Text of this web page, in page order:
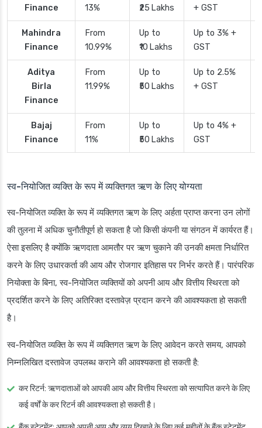
Finance
13%
₹25 Lakhs
+ GST
Mahindra
Finance
From
10.99%
Up to
₹10 Lakhs
Up to 3% +
GST
Aditya
Birla
Finance
From
11.99%
Up to
₹50 Lakhs
Up to 2.5%
+ GST
Bajaj
Finance
From
11%
Up to
₹50 Lakhs
Up to 4% +
GST
स्व-नियोजित व्यक्ति के रूप में व्यक्तिगत ऋण के लिए योग्यता
स्व-नियोजित व्यक्ति के रूप में व्यक्तिगत ऋण के लिए अर्हता प्राप्त करना उन लोगों
की तुलना में अधिक चुनौतीपूर्ण हो सकता है जो किसी कंपनी या संगठन में कार्यरत हैं।
ऐसा इसलिए है क्योंकि ऋणदाता आमतौर पर ऋण चुकाने की उनकी क्षमता निर्धारित
करने के लिए उधारकर्ता की आय और रोजगार इतिहास पर निर्भर करते हैं। पारंपरिक
नियोक्ता के बिना, स्व-नियोजित व्यक्तियों को अपनी आय और वित्तीय स्थिरता को
प्रदर्शित करने के लिए अतिरिक्त दस्तावेज़ प्रदान करने की आवश्यकता हो सकती
है।
स्व-नियोजित व्यक्ति के रूप में व्यक्तिगत ऋण के लिए आवेदन करते समय, आपको
निम्नलिखित दस्तावेज उपलब्ध कराने की आवश्यकता हो सकती है:
कर रिटर्न: ऋणदाताओं को आपकी आय और वित्तीय स्थिरता को सत्यापित करने के लिए
कई वर्षों के कर रिटर्न की आवश्यकता हो सकती है।